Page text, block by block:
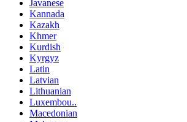
Javanese
Kannada
Kazakh
Khmer
Kurdish
Kyrgyz
Latin
Latvian
Lithuanian
Luxembou..
Macedonian